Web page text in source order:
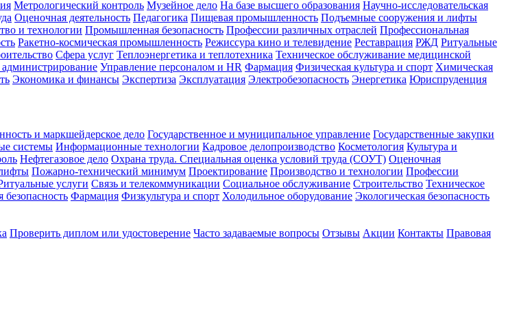
Метрологический контроль Музейное дело На базе высшего образования Научно-исследовательская
Оценочная деятельность Педагогика Пищевая промышленность Подъемные сооружения и лифты
и технологии Промышленная безопасность Профессии различных отраслей Профессиональная
Ракетно-космическая промышленность Режиссура кино и телевидение Реставрация РЖД Ритуальные
Сфера услуг Теплоэнергетика и теплотехника Техническое обслуживание медицинской
Управление персоналом и HR Фармация Физическая культура и спорт Химическая
Экономика и финансы Экспертиза Эксплуатация Электробезопасность Энергетика Юриспруденция
и маркшейдерское дело Государственное и муниципальное управление Государственные закупки
системы Информационные технологии Кадровое делопроизводство Косметология Культура и
Нефтегазовое дело Охрана труда. Специальная оценка условий труда (СОУТ) Оценочная
Пожарно-технический минимум Проектирование Производство и технологии Профессии
услуги Связь и телекоммуникации Социальное обслуживание Строительство Техническое
безопасность Фармация Физкультура и спорт Холодильное оборудование Экологическая безопасность
Проверить диплом или удостоверение Часто задаваемые вопросы Отзывы Акции Контакты Правовая